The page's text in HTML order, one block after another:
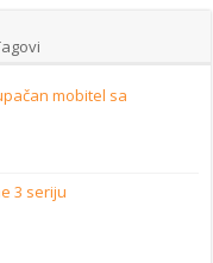
mobitel sa
3 seriju